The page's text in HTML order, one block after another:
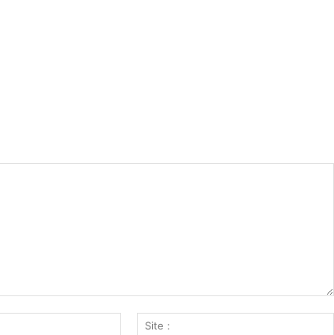
Email